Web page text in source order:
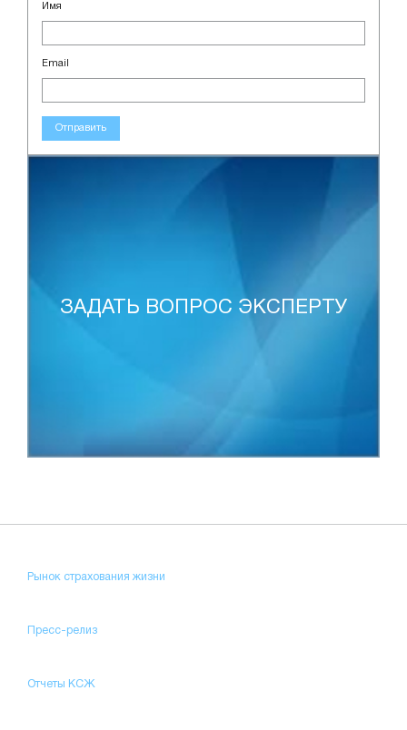
Имя
Email
Отправить
ЗАДАТЬ ВОПРОС ЭКСПЕРТУ
Рынок страхования жизни
Пресс-релиз
Отчеты КСЖ